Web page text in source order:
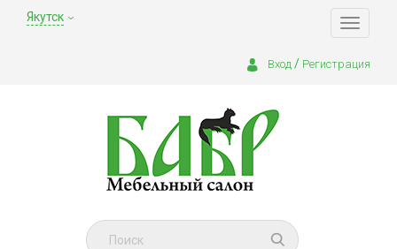
Якутск
Toggle
Вход / Регистрация